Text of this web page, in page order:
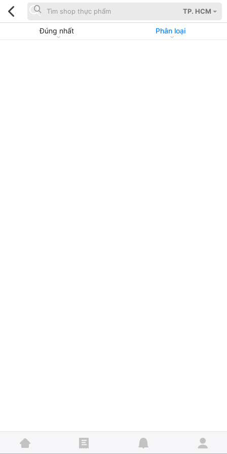
TP. HCM
Đúng nhất Phân loại